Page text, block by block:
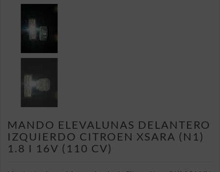
MANDO ELEVALUNAS DELANTERO
IZQUIERDO CITROEN XSARA (N1)
1.8 I 16V (110 CV)